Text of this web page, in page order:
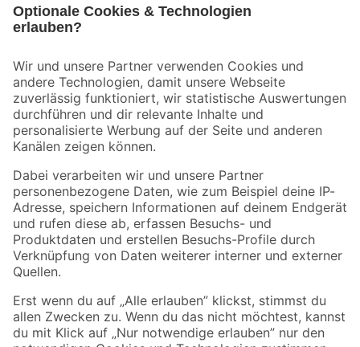
Der toom Newsletter: Keine Angebote und Aktionen mehr verpassen!
Zur Newsletter Anmeldung
Folge uns
Zahlungsarten Versandarten
Sicher einkaufen
Jetzt die toom-App herunterladen